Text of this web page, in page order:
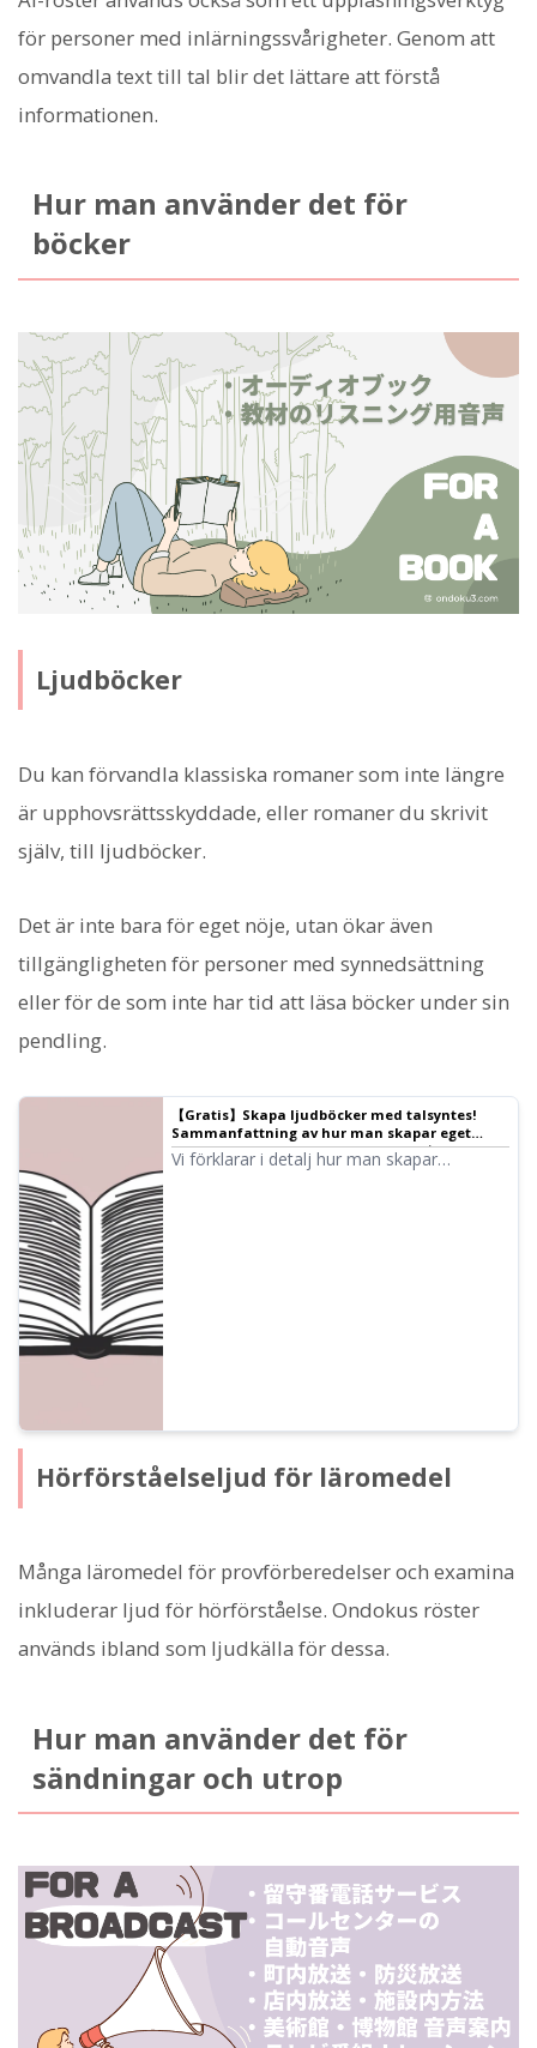
för personer med inlärningssvårigheter. Genom att
omvandla text till tal blir det lättare att förstå
informationen.
Hur man använder det för
böcker
Ljudböcker
Du kan förvandla klassiska romaner som inte längre
är upphovsrättsskyddade, eller romaner du skrivit
själv, till ljudböcker.
Det är inte bara för eget nöje, utan ökar även
tillgängligheten för personer med synnedsättning
eller för de som inte har tid att läsa böcker under sin
pendling.
【Gratis】Skapa ljudböcker med talsyntes!
Sammanfattning av hur man skapar eget
material med uppläsningstjänster ｜ Text-till-
tal-programvara Ondoku
Vi förklarar i detalj hur man skapar
Hörförståelseljud för läromedel
Många läromedel för provförberedelser och examina
inkluderar ljud för hörförståelse. Ondokus röster
används ibland som ljudkälla för dessa.
Hur man använder det för
sändningar och utrop